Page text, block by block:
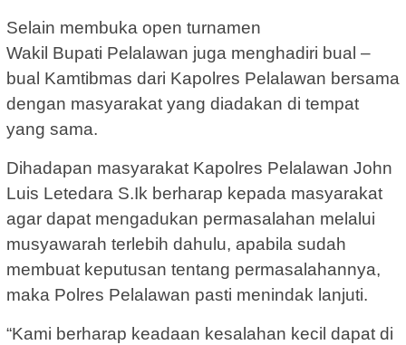
Selain membuka open turnamen
Wakil Bupati Pelalawan juga menghadiri bual –
bual Kamtibmas dari Kapolres Pelalawan bersama
dengan masyarakat yang diadakan di tempat
yang sama.
Dihadapan masyarakat Kapolres Pelalawan John
Luis Letedara S.Ik berharap kepada masyarakat
agar dapat mengadukan permasalahan melalui
musyawarah terlebih dahulu, apabila sudah
membuat keputusan tentang permasalahannya,
maka Polres Pelalawan pasti menindak lanjuti.
“Kami berharap keadaan kesalahan kecil dapat di